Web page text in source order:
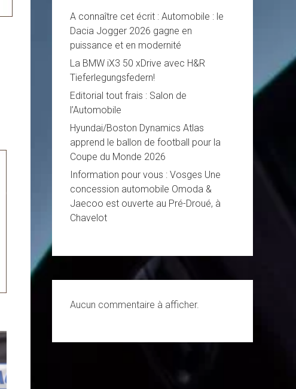
A connaître cet écrit : Automobile : le
Dacia Jogger 2026 gagne en
puissance et en modernité
La BMW iX3 50 xDrive avec H&R
Tieferlegungsfedern!
Editorial tout frais : Salon de
l’Automobile
Hyundai/Boston Dynamics Atlas
apprend le ballon de football pour la
Coupe du Monde 2026
Information pour vous : Vosges Une
concession automobile Omoda &
Jaecoo est ouverte au Pré-Droué, à
Chavelot
Aucun commentaire à afficher.